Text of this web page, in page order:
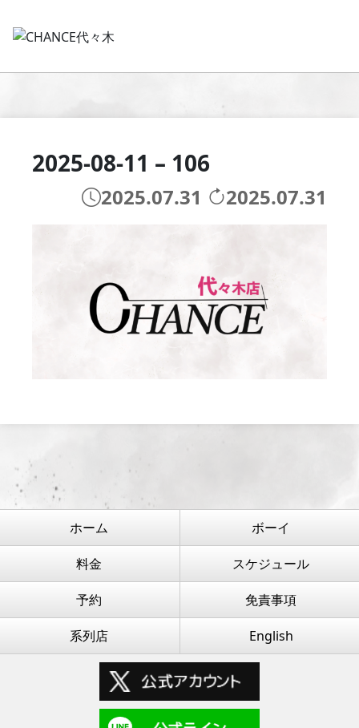
2025-08-11 – 106
2025.07.31 2025.07.31
ホーム ボーイ
料金 スケジュール
予約 免責事項
系列店 English